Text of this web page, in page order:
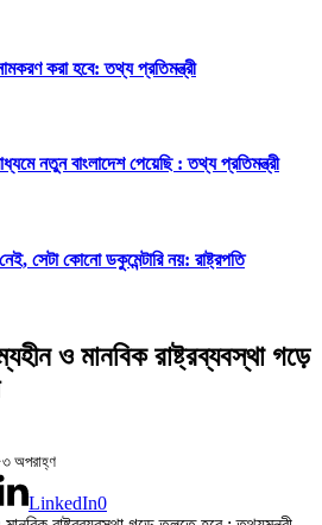
করা হবে: তথ্য প্রতিমন্ত্রী
নতুন বাংলাদেশ পেয়েছি : তথ্য প্রতিমন্ত্রী
সেটা কোনো ডকুমেন্টারি নয়: রাষ্ট্রপতি
ও মানবিক রাষ্ট্রব্যবস্থা গড়ে
অপরাহ্ণ
LinkedIn0